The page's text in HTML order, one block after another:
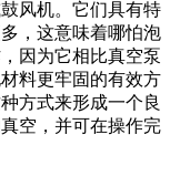
风机。它们具有特
，这意味着哪怕泡
因为它相比真空泵
料更牢固的有效方
方式来形成一个良
空，并可在操作完